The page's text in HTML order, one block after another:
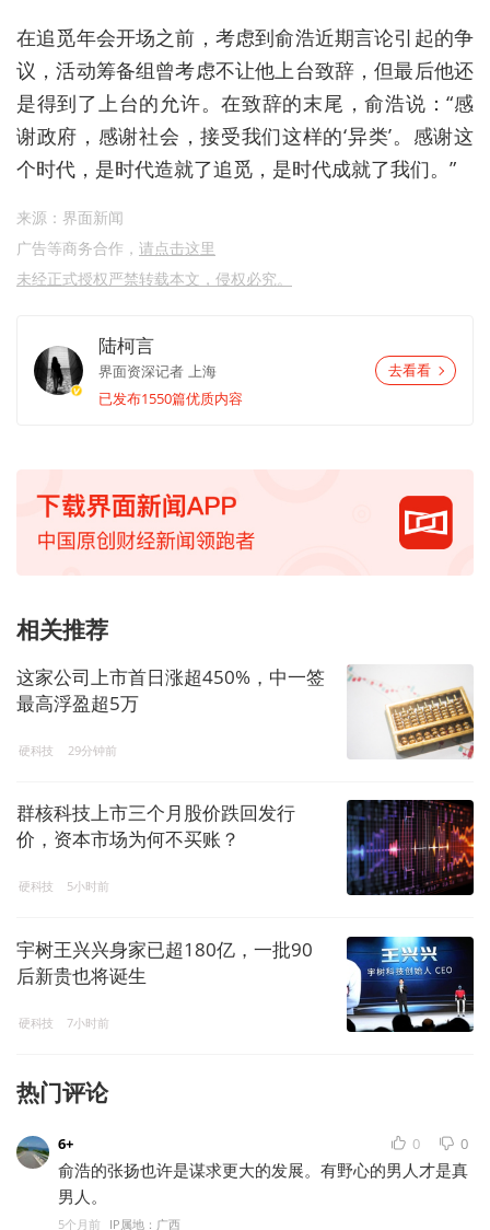
在追觅年会开场之前，考虑到俞浩近期言论引起的争
议，活动筹备组曾考虑不让他上台致辞，但最后他还
是得到了上台的允许。在致辞的末尾，俞浩说：“感
谢政府，感谢社会，接受我们这样的‘异类’。感谢这
个时代，是时代造就了追觅，是时代成就了我们。”
来源：界面新闻
广告等商务合作， 请点击这里
未经正式授权严禁转载本文，侵权必究。
陆柯言
界面资深记者 上海
已发布1550篇优质内容
去看看
相关推荐
这家公司上市首日涨超450%，中一签
最高浮盈超5万
硬科技 29分钟前
群核科技上市三个月股价跌回发行
价，资本市场为何不买账？
硬科技 5小时前
宇树王兴兴身家已超180亿，一批90
后新贵也将诞生
硬科技 7小时前
热门评论
6+ 0 0
俞浩的张扬也许是谋求更大的发展。有野心的男人才是真
男人。
5个月前 IP属地：广西